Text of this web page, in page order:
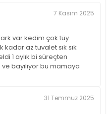
7 Kasım 2025
var kedim çok tüy
az tuvalet sık sık
1 aylık bi süreçten
bayılıyor bu mamaya
31 Temmuz 2025